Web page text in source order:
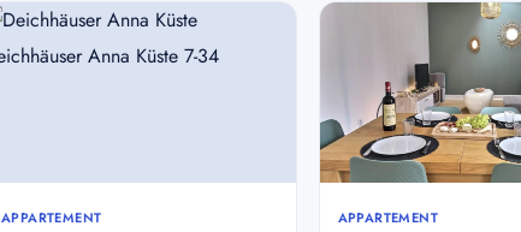
APPARTEMENT APPARTEMENT